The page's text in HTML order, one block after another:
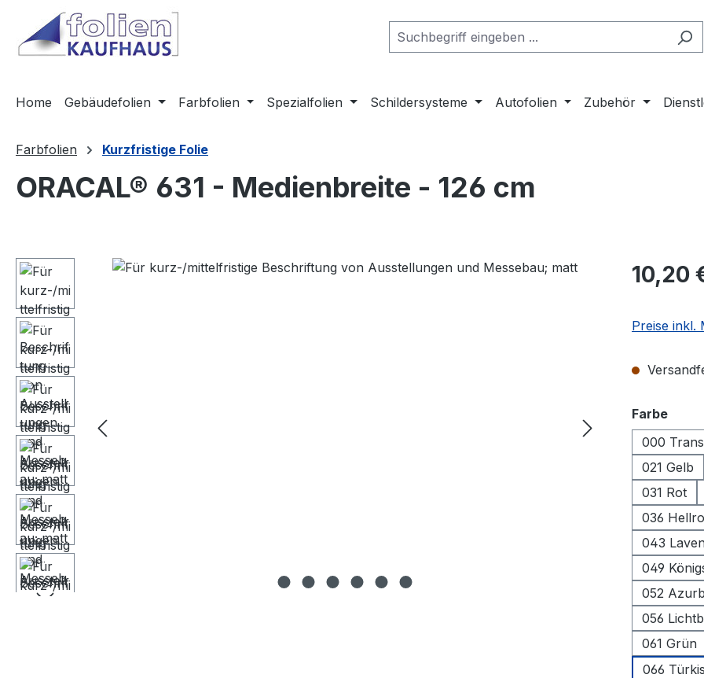
Hauptinhalt springen
Zur Suche springen
Zur Hauptnavigation springen
Home Gebäudefolien Farbfolien Spezialfolien Schildersysteme Autofolien Zubehör
Farbfolien Kurzfristige Folie
ORACAL® 631 - Medienbreite - 126 cm
Bildergalerie überspringen Regulärer
10,20
Preise inkl.
Farbe
000
021 Gelb
031 Rot
036
043
049
052
056
061 Grün
066